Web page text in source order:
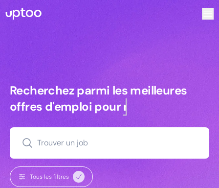
Recherchez parmi les meilleures
Recherchez parmi les meilleures
offres d'emploi pourmanagers
Trouver un job
Tous les filtres